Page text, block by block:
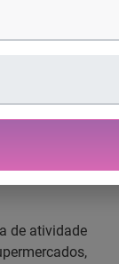
do varejo
nas lojas em
os
do varejo
de 4,5% no
veículos, motos
de atividade